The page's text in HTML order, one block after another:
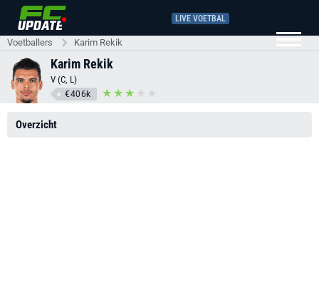
LIVE VOETBAL
Voetballers Karim Rekik
Karim Rekik
V (C, L)
€406k
Overzicht